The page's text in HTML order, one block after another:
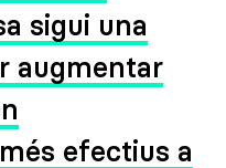
sigui una
augmentar
efectius a